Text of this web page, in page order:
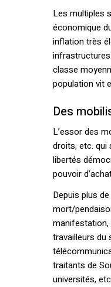
Les multiples
économique
inflation très
classe
population vit
Des
L’essor des
droits, etc. qui
libertés
pouvoir
Depuis plus
mort/
manifestation,
travailleurs du
traitants de
universités,